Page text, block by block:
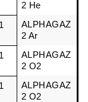
2 He
ALPHAGAZ
2 Ar
ALPHAGAZ
2 O2
ALPHAGAZ
2 O2